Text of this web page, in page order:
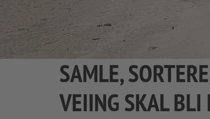
SAMLE,
VEIING SKAL BLI